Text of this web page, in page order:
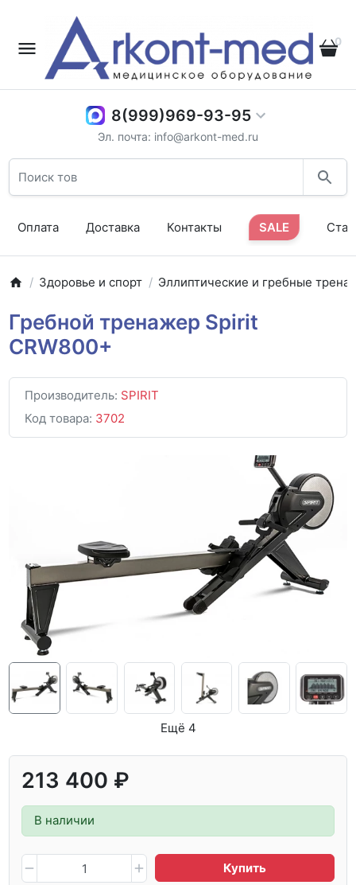
0
8(999)969-93-95
Эл. почта: info@arkont-med.ru
Оплата Доставка Контакты SALE
Здоровье и спорт Эллиптические и гребные
Гребной тренажер Spirit
CRW800+
Производитель: SPIRIT
Код товара: 3702
Ещё 4
213 400 ₽
В наличии
Купить